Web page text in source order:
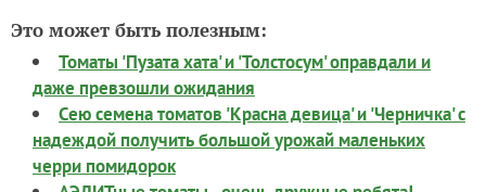
Это может быть полезным:
Томаты 'Пузата хата' и 'Толстосум' оправдали и
даже превзошли ожидания
Сею семена томатов 'Красна девица' и 'Черничка' с
надеждой получить большой урожай маленьких
черри помидорок